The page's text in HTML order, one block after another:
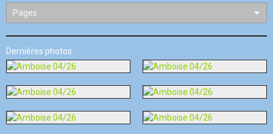
Dernières photos